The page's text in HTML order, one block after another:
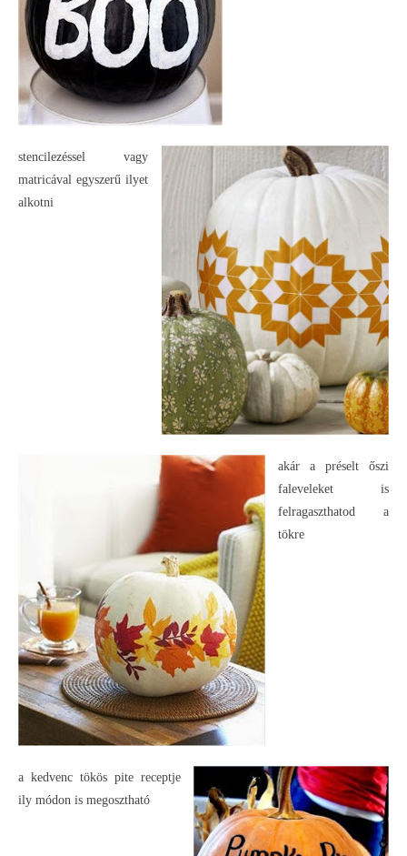
stencilezéssel vagy
matricával egyszerű ilyet
alkotni
akár a préselt őszi
faleveleket is
felragaszthatod a
tökre
a kedvenc tökös pite receptje
ily módon is megosztható